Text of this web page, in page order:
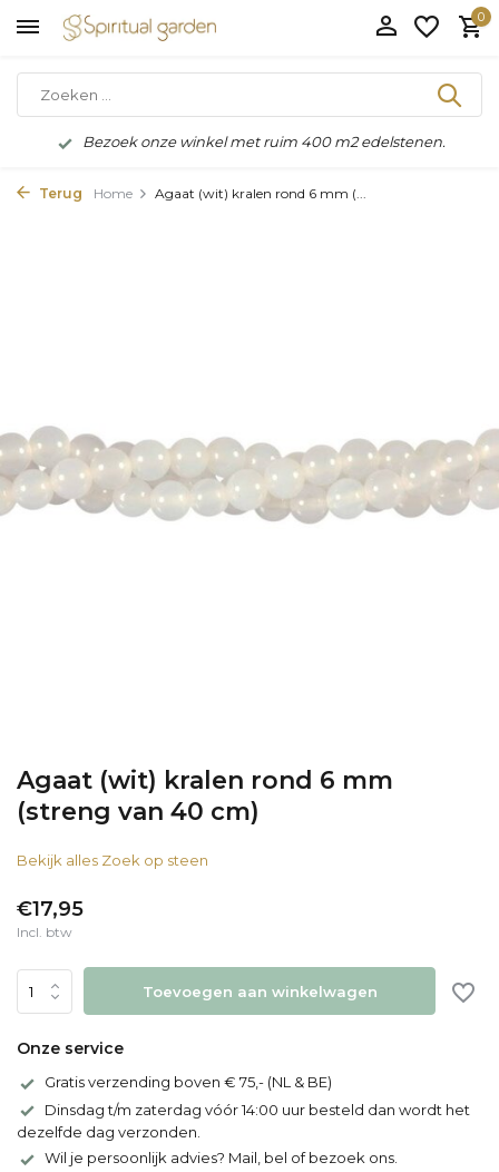
0
Bezoek onze winkel met ruim 400 m2 edelstenen.
Terug Home Agaat (wit) kralen rond 6 mm (...
Agaat (wit) kralen rond 6 mm
(streng van 40 cm)
Bekijk alles Zoek op steen
€17,95
Incl. btw
Toevoegen aan winkelwagen
Onze service
Gratis verzending boven € 75,- (NL & BE)
Dinsdag t/m zaterdag vóór 14:00 uur besteld dan wordt het
dezelfde dag verzonden.
Wil je persoonlijk advies? Mail, bel of bezoek ons.